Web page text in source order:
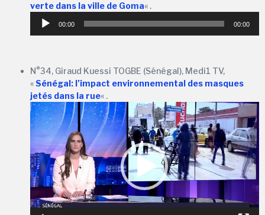
verte dans la ville de Goma« .
Lecteur
audio
00:00 00:00
N°34, Giraud Kuessi TOGBE (Sénégal), Medi1 TV,
«Sénégal: l’impact environnemental des masques
jetés dans la rue« .
Lecteur
vidéo